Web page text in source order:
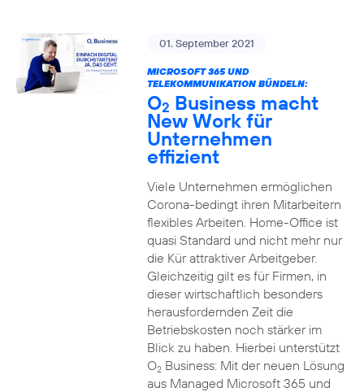
01. September 2021
MICROSOFT 365 UND
TELEKOMMUNIKATION BÜNDELN:
O2 Business macht
New Work für
Unternehmen
effizient
Viele Unternehmen ermöglichen
Corona-bedingt ihren Mitarbeitern
flexibles Arbeiten. Home-Office ist
quasi Standard und nicht mehr nur
die Kür attraktiver Arbeitgeber.
Gleichzeitig gilt es für Firmen, in
dieser wirtschaftlich besonders
herausfordernden Zeit die
Betriebskosten noch stärker im
Blick zu haben. Hierbei unterstützt
O2Business: Mit der neuen Lösung
aus Managed Microsoft 365 und